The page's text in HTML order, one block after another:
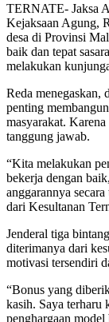
TERNATE- Jaksa
Kejaksaan Agung,
desa di Provinsi
baik dan tepat
melakukan
Reda menegaskan,
penting
masyarakat.
tanggung jawab.
“Kita melakukan
bekerja dengan
anggarannya
dari Kesultanan
Jenderal tiga
diterimanya dari
motivasi tersendiri
“Bonus yang
kasih. Saya terharu
penghargaan